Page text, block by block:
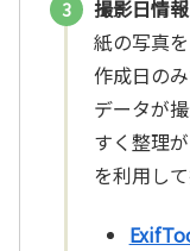
撮影日情
紙の写真
作成日の
データが
すく整理
を利用し